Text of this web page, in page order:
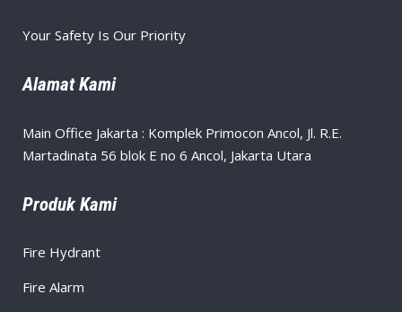
Your Safety Is Our Priority
Alamat Kami
Main Office Jakarta : Komplek Primocon Ancol, Jl. R.E.
Martadinata 56 blok E no 6 Ancol, Jakarta Utara
Produk Kami
Fire Hydrant
Fire Alarm